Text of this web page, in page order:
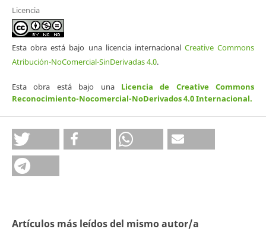
Licencia
Esta obra está bajo una licencia internacional Creative Commons
Atribución-NoComercial-SinDerivadas 4.0.
Esta obra está bajo una Licencia de Creative Commons
Reconocimiento-Nocomercial-NoDerivados 4.0 Internacional.
Artículos más leídos del mismo autor/a